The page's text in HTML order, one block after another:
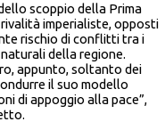
scoppio della Prima
imperialiste, opposti
rischio di conflitti tra i
della regione.
appunto, soltanto dei
il suo modello
di appoggio alla pace”,